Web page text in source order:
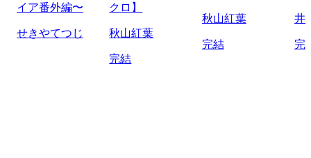
イア番外編〜
せきやてつじ
クロ】
秋山紅葉
完結
秋山紅葉
完結
井
完